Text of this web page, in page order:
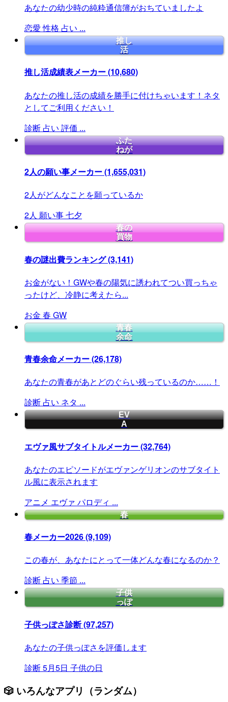
あなたの幼少時の純粋通信簿がおちていましたよ
恋愛 性格 占い ...
推し
活
推し活成績表メーカー(10,680)
あなたの推し活の成績を勝手に付けちゃいます！ネタ
としてご利用ください！
診断 占い 評価 ...
ふた
ねが
2人の願い事メーカー(1,655,031)
2人がどんなことを願っているか
2人 願い事七夕
春の
買物
春の謎出費ランキング(3,141)
お金がない！GWや春の陽気に誘われてつい買っちゃ
ったけど、冷静に考えたら...
お金 春 GW
青春
余命
青春余命メーカー(26,178)
あなたの青春があとどのぐらい残っているのか……！
診断 占い ネタ ...
EV
A
エヴァ風サブタイトルメーカー(32,764)
あなたのエピソードがエヴァンゲリオンのサブタイト
ル風に表示されます
アニメ エヴァ パロディ ...
春
春メーカー2026(9,109)
この春が、あなたにとって一体どんな春になるのか？
診断 占い 季節 ...
子供
っぽ
子供っぽさ診断(97,257)
あなたの子供っぽさを評価します
診断5月5日 子供の日
🎲 いろんなアプリ（ランダム）